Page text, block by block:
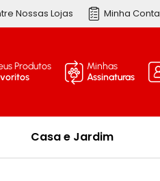
Nossas Lojas Minha Conta
Minhas
Assinaturas
Produtos
Casa e Jardim